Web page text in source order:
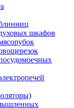
шкафов